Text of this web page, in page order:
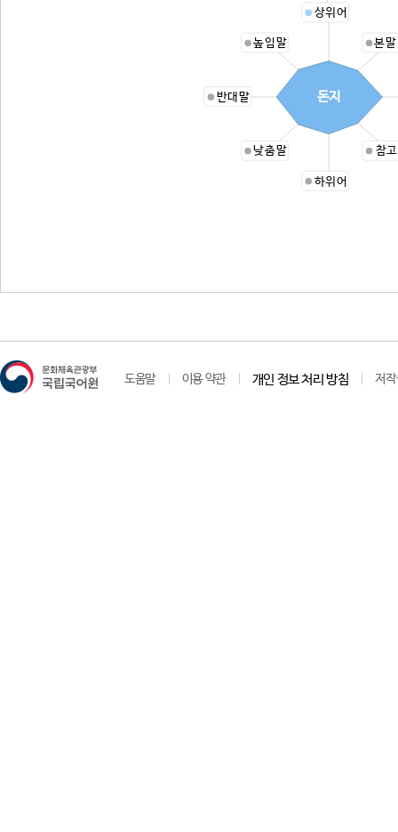
상위어
본
참
하위어
낮춤말
반대말
높임말
돈지
도움말 이용 약관 개인 정보 처리 방침 저